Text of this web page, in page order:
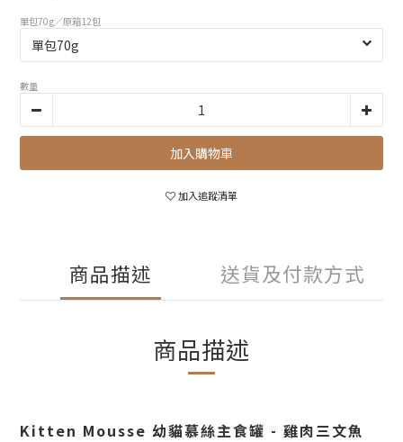
單包70g／原箱12包
數量
加入購物車
加入追蹤清單
商品描述 送貨及付款方式
商品描述
Kitten Mousse 幼貓慕絲主食罐 - 雞肉三文魚